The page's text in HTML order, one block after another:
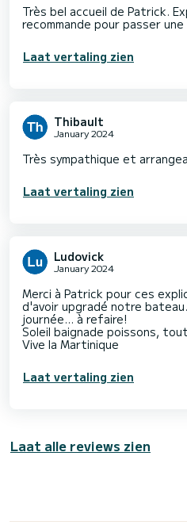
Très bel accueil de Patrick.
recommande pour passer
Laat vertaling zien
Thibault
January 2024
Très sympathique et
Laat vertaling zien
Ludovick
January 2024
Merci à Patrick pour ces
d'avoir upgradé notre
journée... à refaire!
Soleil baignade poissons,
Vive la Martinique
Laat vertaling zien
Laat alle reviews zien